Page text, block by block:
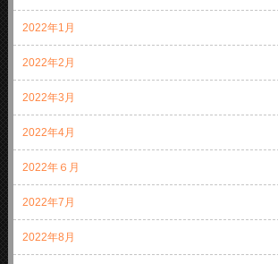
2022年1月
2022年2月
2022年3月
2022年4月
2022年６月
2022年7月
2022年8月